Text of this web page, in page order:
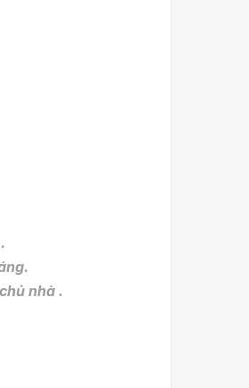
nhà .